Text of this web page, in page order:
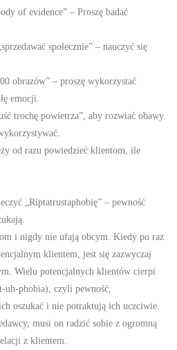
of evidence” – Proszę badać
społecznie” – nauczyć się
obrazów” – proszę wykorzystać
emocji.
trochę powietrza”, aby rozwiać obawy
od razu powiedzieć klientom, ile
„Riptatrustaphobię” – pewność
i nigdy nie ufają obcym. Kiedy po raz
klientem, jest się zazwyczaj
Wielu potencjalnych klientów cierpi
phobia), czyli pewność,
oszukać i nie potraktują ich uczciwie.
musi on radzić sobie z ogromną
z klientem.